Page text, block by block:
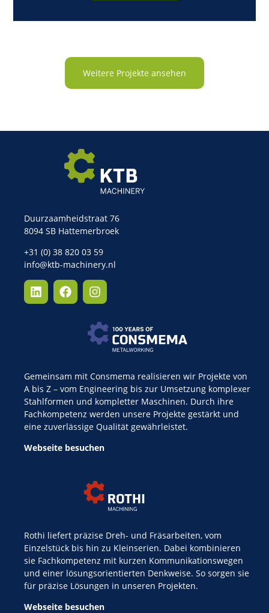
Weitere Projekte ansehen
Duurzaamheidstraat 76
8094 SB Hattemerbroek
+31 (0) 38 820 03 59
info@ktb-machinery.nl
Gemeinsam mit Consmema realisieren wir Projekte von
A bis Z – vom Engineering bis zur Umsetzung komplexer
Stahlformen und kompletter Maschinen. Durch ihre
Fachkompetenz werden unsere Projekte gestärkt und
eine zuverlässige Qualität gewährleistet.
Webseite besuchen
Rothi liefert präzise Dreh- und Fräsarbeiten, vom
Einzelstück bis hin zu Kleinserien. Dabei kombinieren
sie Fachkompetenz mit kurzen Kommunikationswegen
und einer lösungsorientierten Denkweise. So sorgen sie
für präzise Lösungen in unseren Projekten.
Webseite besuchen